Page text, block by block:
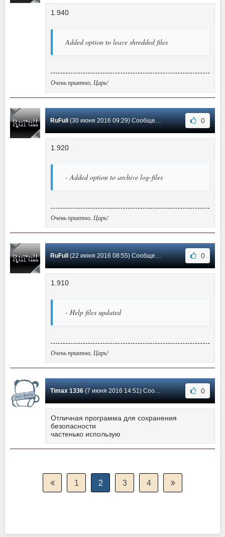
1.940
Added option to leave shredded files
Очень приятно, Царь!
RuFull (30 июня 2016 09:29) Сообщение #28 0
1.920
- Added option to archive log-files
Очень приятно, Царь!
RuFull (22 июня 2016 08:55) Сообщение #27 0
1.910
- Help files updated
Очень приятно, Царь!
Timax 1336(7 июня 2016 14:51) Сообщение #26 0
Отличная программа для сохранения
безопасности
частенько использую
1 2 3 4